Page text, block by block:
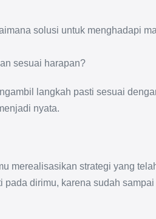
solusi untuk menghadapi
sesuai harapan?
langkah pasti sesuai
nyata.
merealisasikan strategi yang
dirimu, karena sudah sampai